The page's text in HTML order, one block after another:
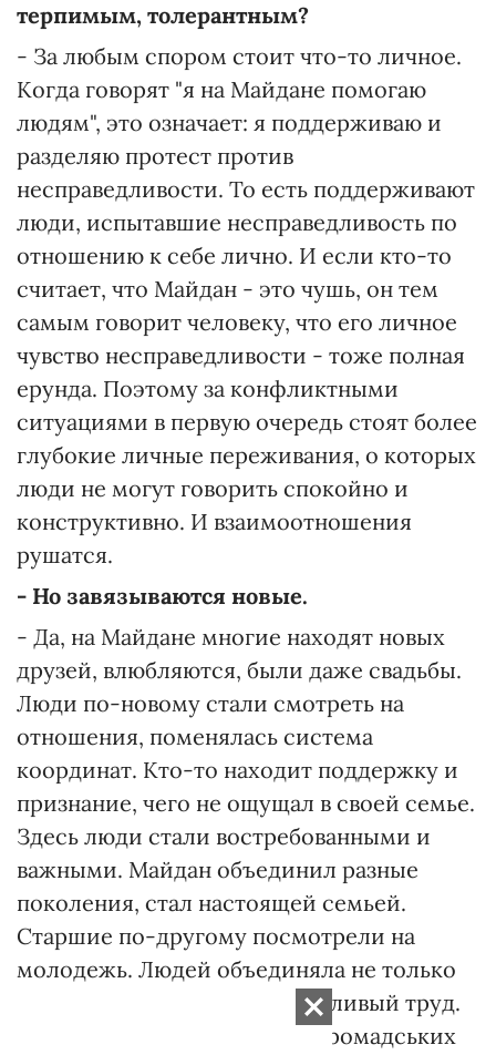
терпимым, толерантным?
- За любым спором стоит что-то личное.
Когда говорят "я на Майдане помогаю
людям", это означает: я поддерживаю и
разделяю протест против
несправедливости. То есть поддерживают
люди, испытавшие несправедливость по
отношению к себе лично. И если кто-то
считает, что Майдан - это чушь, он тем
самым говорит человеку, что его личное
чувство несправедливости - тоже полная
ерунда. Поэтому за конфликтными
ситуациями в первую очередь стоят более
глубокие личные переживания, о которых
люди не могут говорить спокойно и
конструктивно. И взаимоотношения
рушатся.
- Но завязываются новые.
- Да, на Майдане многие находят новых
друзей, влюбляются, были даже свадьбы.
Люди по-новому стали смотреть на
отношения, поменялась система
координат. Кто-то находит поддержку и
признание, чего не ощущал в своей семье.
Здесь люди стали востребованными и
важными. Майдан объединил разные
поколения, стал настоящей семьей.
Старшие по-другому посмотрели на
молодежь. Людей объединяла не только
идея, но и огромный, кропотливый труд.
Здесь образовалось много "Громадських